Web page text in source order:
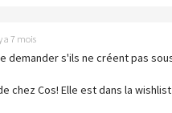
a 7 mois
demander s'ils ne créent pas
chez Cos! Elle est dans la